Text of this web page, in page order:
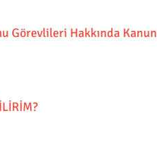
Görevlileri Hakkında Kanun